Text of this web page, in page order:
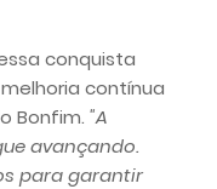
conquista
contínua
Bonfim. "A
avançando.
para garantir